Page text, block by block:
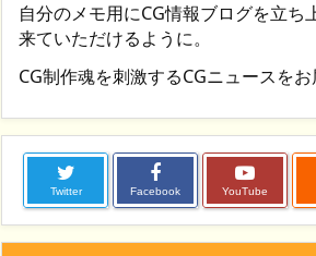
自分のメモ用にCG情報ブログを立ち
来ていただけるように。
CG制作魂を刺激するCGニュースをお
Twitter Facebook YouTube